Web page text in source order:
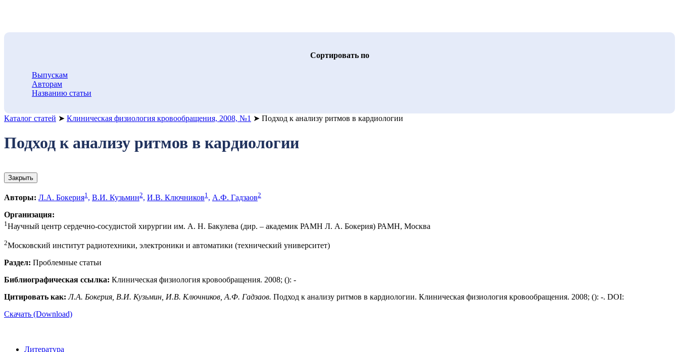
Cортировать по
Выпускам
Авторам
Названию статьи
Каталог статей ➤ Клиническая физиология кровообращения, 2008, №1 ➤ Подход к анализу ритмов в кардиологии
Подход к анализу ритмов в кардиологии
Закрыть
Авторы: Л.А. Бокерия1 , В.И. Кузьмин2, И.В. Ключников1 , А.Ф. Гадзаов2
Организация:
1 Научный центр сердечно-сосудистой хирургии им. А. Н. Бакулева (дир. – академик РАМН Л. А. Бокерия) РАМН, Москва
2Московский институт радиотехники, электроники и автоматики (технический университет)
Раздел: Проблемные статьи
Библиографическая ссылка: Клиническая физиология кровообращения. 2008; (): -
Цитировать как: Л.А. Бокерия, В.И. Кузьмин, И.В. Ключников, А.Ф. Гадзаов. Подход к анализу ритмов в кардиологии. Клиническая физиология кровообращения. 2008; (): -. DOI:
Скачать (Download)
Литература